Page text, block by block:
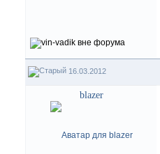
16.03.2012
blazer